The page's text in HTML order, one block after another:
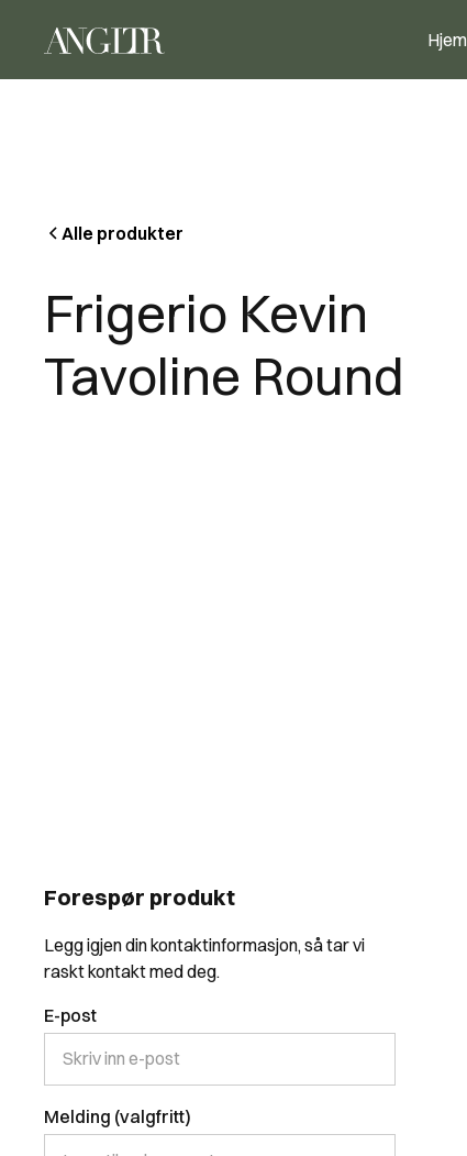
Hjem
Alle produkter
Frigerio Kevin
Tavoline Round
Forespør produkt
Legg igjen din kontaktinformasjon, så tar vi
raskt kontakt med deg.
E-post
Melding (valgfritt)